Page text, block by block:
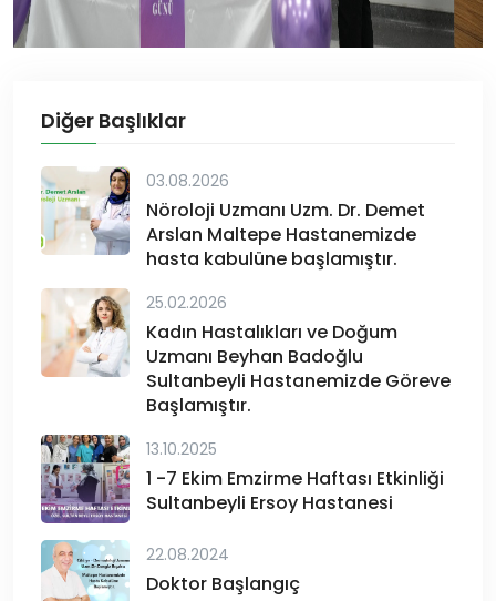
Diğer Başlıklar
03.08.2026
Nöroloji Uzmanı Uzm. Dr. Demet
Arslan Maltepe Hastanemizde
hasta kabulüne başlamıştır.
25.02.2026
Kadın Hastalıkları ve Doğum
Uzmanı Beyhan Badoğlu
Sultanbeyli Hastanemizde Göreve
Başlamıştır.
13.10.2025
1 -7 Ekim Emzirme Haftası Etkinliği
Sultanbeyli Ersoy Hastanesi
22.08.2024
Doktor Başlangıç